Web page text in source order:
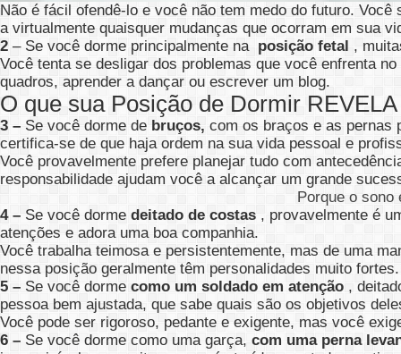
Não é fácil ofendê-lo e você não tem medo do futuro.
a virtualmente quaisquer mudanças que ocorram em sua
2 – Se você dorme principalmente na posição fetal ,
Você tenta se desligar dos problemas que você enfrenta
quadros, aprender a dançar ou escrever um blog.
O que sua Posição de Dormir
3 – Se você dorme de bruços, com os braços e as pernas
certifica-se de que haja ordem na sua vida pessoal e
Você provavelmente prefere planejar tudo com
responsabilidade ajudam você a alcançar um grande
Porque o sono
4 – Se você dorme deitado de costas , provavelmente é
atenções e adora uma boa companhia.
Você trabalha teimosa e persistentemente, mas de uma
nessa posição geralmente têm personalidades muito fortes.
5 – Se você dorme como um soldado em atenção ,
pessoa bem ajustada, que sabe quais são os objetivos
Você pode ser rigoroso, pedante e exigente, mas você
6 – Se você dorme como uma garça, com uma perna